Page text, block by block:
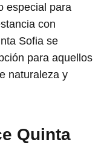
especial para
con
Sofia se
para aquellos
naturaleza y
Quinta